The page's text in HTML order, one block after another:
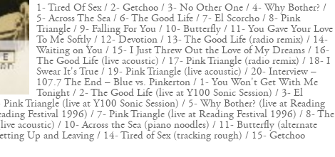
1- Tired Of Sex / 2- Getchoo / 3- No Other One / 4- Why Bother? /
5- Across The Sea / 6- The Good Life / 7- El Scorcho / 8- Pink
Triangle / 9- Falling For You / 10- Butterfly / 11- You Gave Your Love
To Me Softly / 12- Devotion / 13- The Good Life (radio remix) / 14-
Waiting on You / 15- I Just Threw Out the Love of My Dreams / 16-
The Good Life (live acoustic) / 17- Pink Triangle (radio remix) / 18- I
Swear It's True / 19- Pink Triangle (live acoustic) / 20- Interview –
107.7 The End – Blue vs. Pinkerton / 1- You Won't Get With Me
Tonight / 2- The Good Life (live at Y100 Sonic Session) / 3- El
Triangle (live at Y100 Sonic Session) / 5- Why Bother? (live at Reading
Festival 1996) / 7- Pink Triangle (live at Reading Festival 1996) / 8- The
acoustic) / 10- Across the Sea (piano noodles) / 11- Butterfly (alternate
Up and Leaving / 14- Tired of Sex (tracking rough) / 15- Getchoo